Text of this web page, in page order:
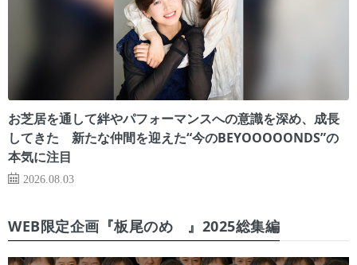
お芝居を通して絆やパフォーマンスへの意識を深め、成長
してきた 新たな仲間を迎えた“今のBEYOOOOONDS”の
本気に注目
2026.08.03
WEB限定企画『板尾のめ゙』2025総集編